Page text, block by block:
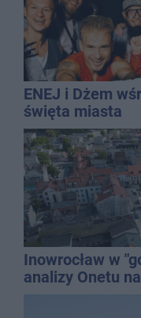
ENEJ i Dżem
święta miasta
Inowrocław w
analizy Onetu